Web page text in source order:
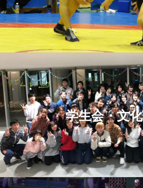
学年暦
大学祭･新入生歓迎会
よくある質問
国際交流・海外留学について
学生会・文